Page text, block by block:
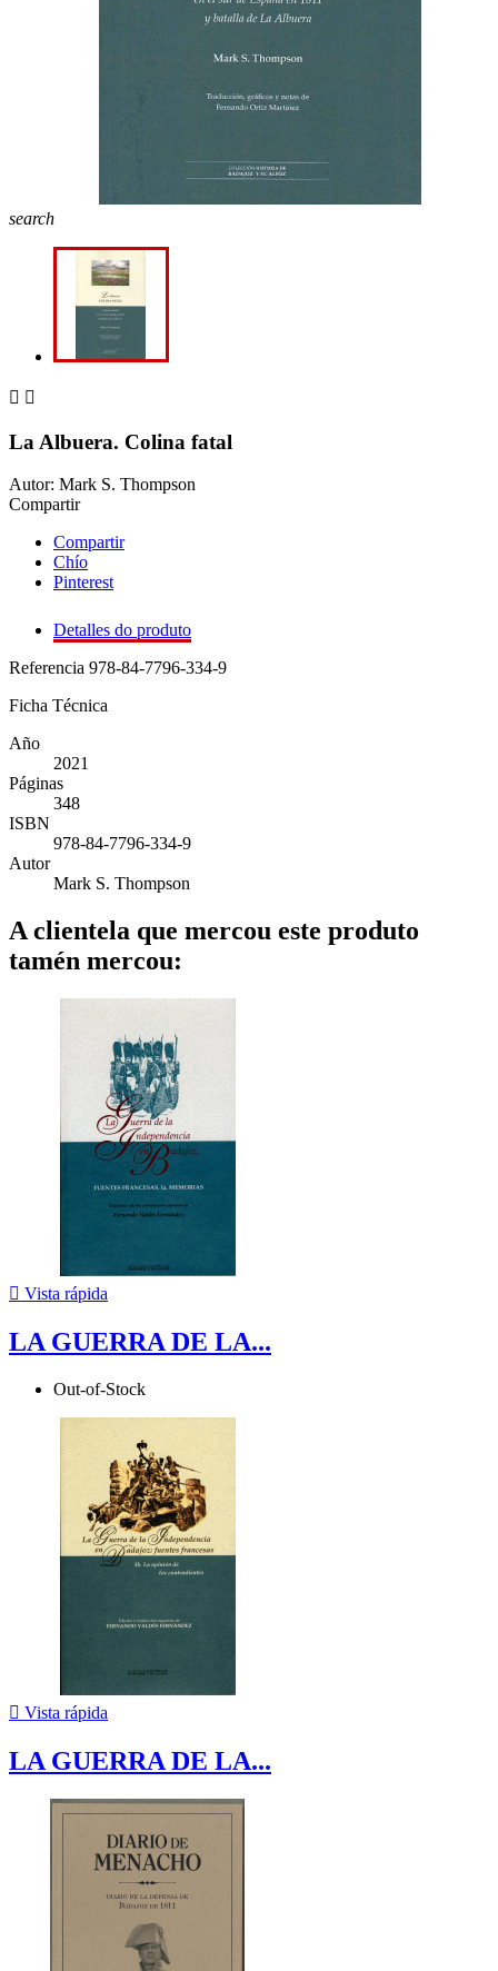
search
 
La Albuera. Colina fatal
Autor: Mark S. Thompson
Compartir
Compartir
Chío
Pinterest
Detalles do produto
Referencia 978-84-7796-334-9
Ficha Técnica
Año
2021
Páginas
348
ISBN
978-84-7796-334-9
Autor
Mark S. Thompson
A clientela que mercou este produto
tamén mercou:
 Vista rápida
LA GUERRA DE LA...
Out-of-Stock
 Vista rápida
LA GUERRA DE LA...